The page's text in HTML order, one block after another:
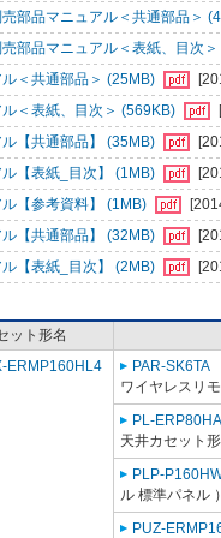
部品マニュアル＜共通部品＞
部品マニュアル＜表紙、目次
＜共通部品＞ (25MB)
＜表紙、目次＞ (569KB)
【共通部品】 (35MB)
【表紙_目次】 (1MB)
【参考資料】 (1MB)
【共通部品】 (32MB)
【表紙_目次】 (2MB)
ット形名
ERMP160HL4
PAR-SK6TA
ワイヤレスリ
PL-
天井カセット
PLP-
ル 標準パネル ）
PUZ-